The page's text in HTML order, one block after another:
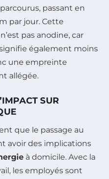
passant en
par jour. Cette
pas anodine, car
également moins
une empreinte
allégée.
SUR
que le passage au
avoir des implications
à domicile. Avec la
les employés sont